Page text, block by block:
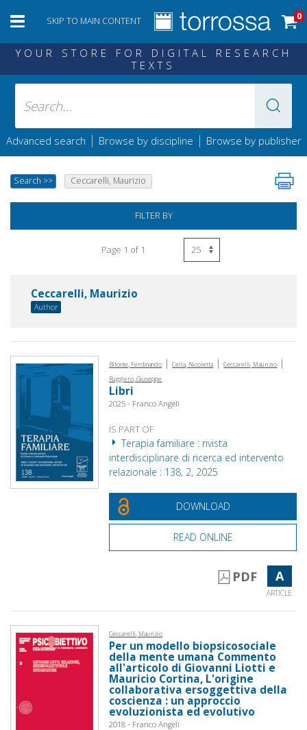
SKIP TO MAIN CONTENT 0
YOUR STORE FOR DIGITAL RESEARCH
TEXTS
Advanced search | Browse by discipline | Browse by publisher
Search >> Ceccarelli, Maurizio
FILTER BY
Page 1 of 1
Ceccarelli, Maurizio
Author
Bitonte, Ferdinando | Cella, Nicoletta | Ceccarelli, Maurizio |
Ruggiero, Giuseppe
Libri
2025 - Franco Angeli
IS PART OF
Terapia familiare : rivista
interdisciplinare di ricerca ed intervento
relazionale : 138, 2, 2025
DOWNLOAD
READ ONLINE
PDF A
ARTICLE
Ceccarelli, Maurizio
Per un modello biopsicosociale
della mente umana Commento
all'articolo di Giovanni Liotti e
Mauricio Cortina, L'origine
collaborativa ersoggettiva della
coscienza : un approccio
evoluzionista ed evolutivo
2018 - Franco Angeli